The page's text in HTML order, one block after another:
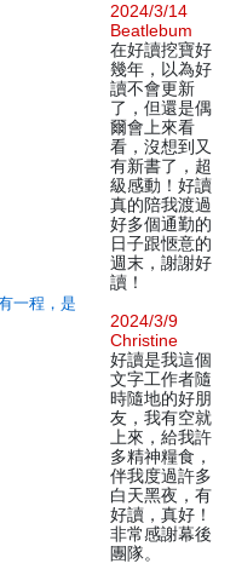
一程，是
2024/3/14
Beatlebum
在好讀挖寶好
幾年，以為好
讀不會更新
了，但還是偶
爾會上來看
看，沒想到又
有新書了，超
級感動！好讀
真的陪我渡過
好多個通勤的
日子跟愜意的
週末，謝謝好
讀！
2024/3/9
Christine
好讀是我這個
文字工作者隨
時隨地的好朋
友，我有空就
上來，給我許
多精神糧食，
伴我度過許多
白天黑夜，有
好讀，真好！
非常感謝幕後
團隊。